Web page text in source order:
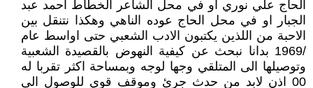
الحاج علي نوري او في محل الشاعر الخطاط احمد عبد
الجبار او في محل الحاج عوده الناهي وهكذا نتنقل بين
الاحبة من اللذين يكتبون الادب الشعبي حتى اواسط عام
/1969 بدانا نبحث عن كيفية النهوض بالقصيدة الشعبية
وتوصيلها الى المتلقي وجها لوجه وبمساحة اكثر تقربا له
00 اذن لابد من حدث جرئ وموقف قوي للوصول الى